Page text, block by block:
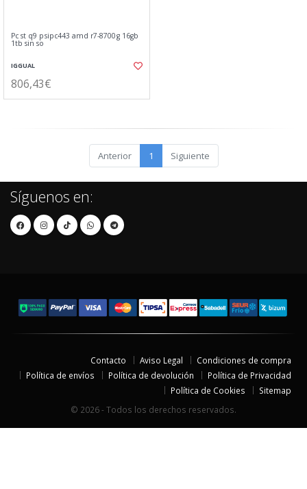
Pc st q9 psipc443 amd r7-8700g 16gb
1tb sin so
IGGUAL
806,43€
Anterior 1 Siguiente
Síguenos en:
Contacto Aviso Legal
Condiciones de compra
Política de envíos
Política de devolución
Política de Privacidad
Política de Cookies
Sitemap
© 2026 - Todos los derechos reservados.